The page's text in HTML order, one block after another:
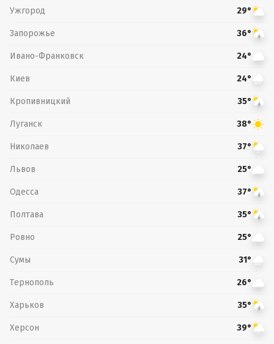
Ужгород 29°
Запорожье 36°
Ивано-Франковск 24°
Киев 24°
Кропивницкий 35°
Луганск 38°
Николаев 37°
Львов 25°
Одесса 37°
Полтава 35°
Ровно 25°
Сумы 31°
Тернополь 26°
Харьков 35°
Херсон 39°